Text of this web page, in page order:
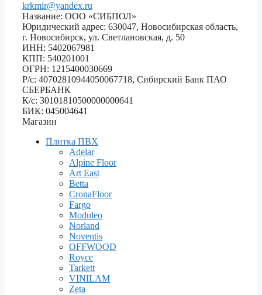
krkmir@yandex.ru
Название: ООО «СИБПОЛ»
Юридический адрес: 630047, Новосибирская область,
г. Новосибирск, ул. Светлановская, д. 50
ИНН: 5402067981
КПП: 540201001
ОГРН: 1215400030669
Р/с: 40702810944050067718, Сибирский Банк ПАО
СБЕРБАНК
К/с: 30101810500000000641
БИК: 045004641
Магазин
Плитка ПВХ
Adelar
Alpine Floor
Art East
Betta
CronaFloor
Fargo
Moduleo
Norland
Noventis
OFFWOOD
Royce
Tarkett
VINILAM
Zeta